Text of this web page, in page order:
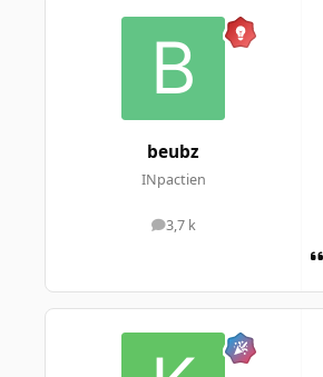
beubz
INpactien
3,7 k
messages